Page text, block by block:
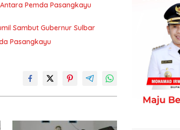
Pemda Pasangkayu
Sambut Gubernur Sulbar
Pasangkayu